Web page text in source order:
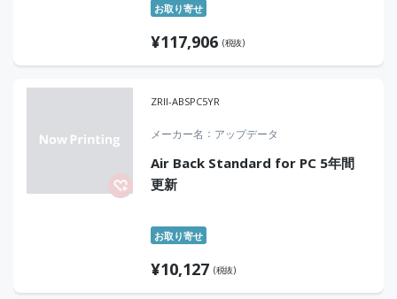
お取り寄せ
¥117,906 (税抜)
ZRII-ABSPC5YR
メーカー名 アップデータ
Air Back Standard for PC 5年間
更新
お取り寄せ
¥10,127 (税抜)